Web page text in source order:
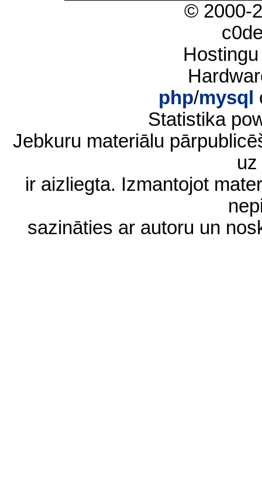
© 2000-
php/mysql
Statistika
Jebkuru materiālu
ir aizliegta. Izmantojot
sazināties ar autoru un